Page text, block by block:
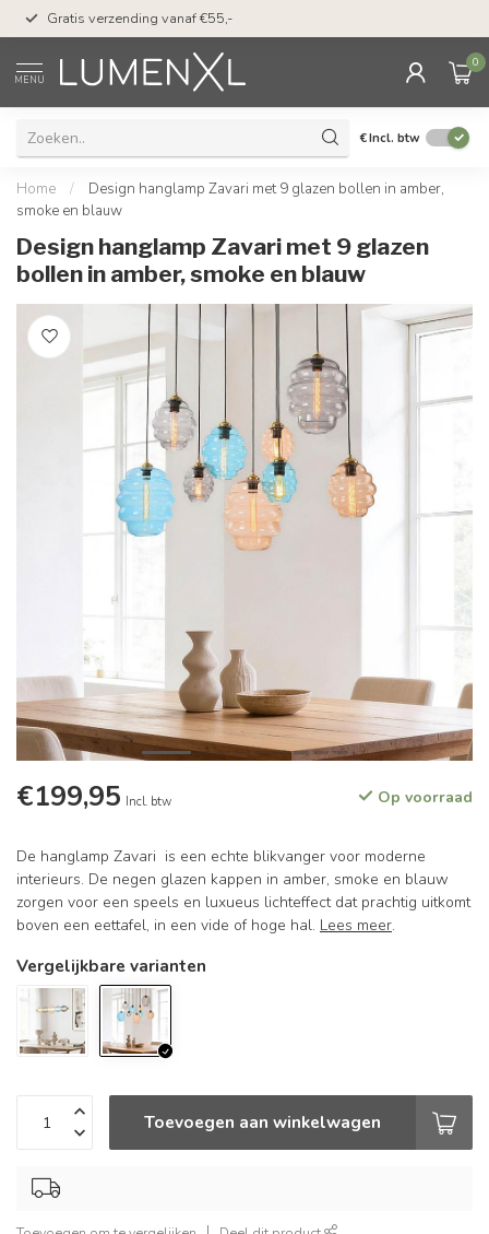
Gratis verzending vanaf €55,-
MENU
0
€Incl. btw
Home /
Design hanglamp Zavari met 9 glazen bollen in amber,
smoke en blauw
Design hanglamp Zavari met 9 glazen
bollen in amber, smoke en blauw
€199,95 Incl. btw Op voorraad
De hanglamp Zavari is een echte blikvanger voor moderne
interieurs. De negen glazen kappen in amber, smoke en blauw
zorgen voor een speels en luxueus lichteffect dat prachtig uitkomt
boven een eettafel, in een vide of hoge hal. Lees meer.
Vergelijkbare varianten
Toevoegen aan winkelwagen